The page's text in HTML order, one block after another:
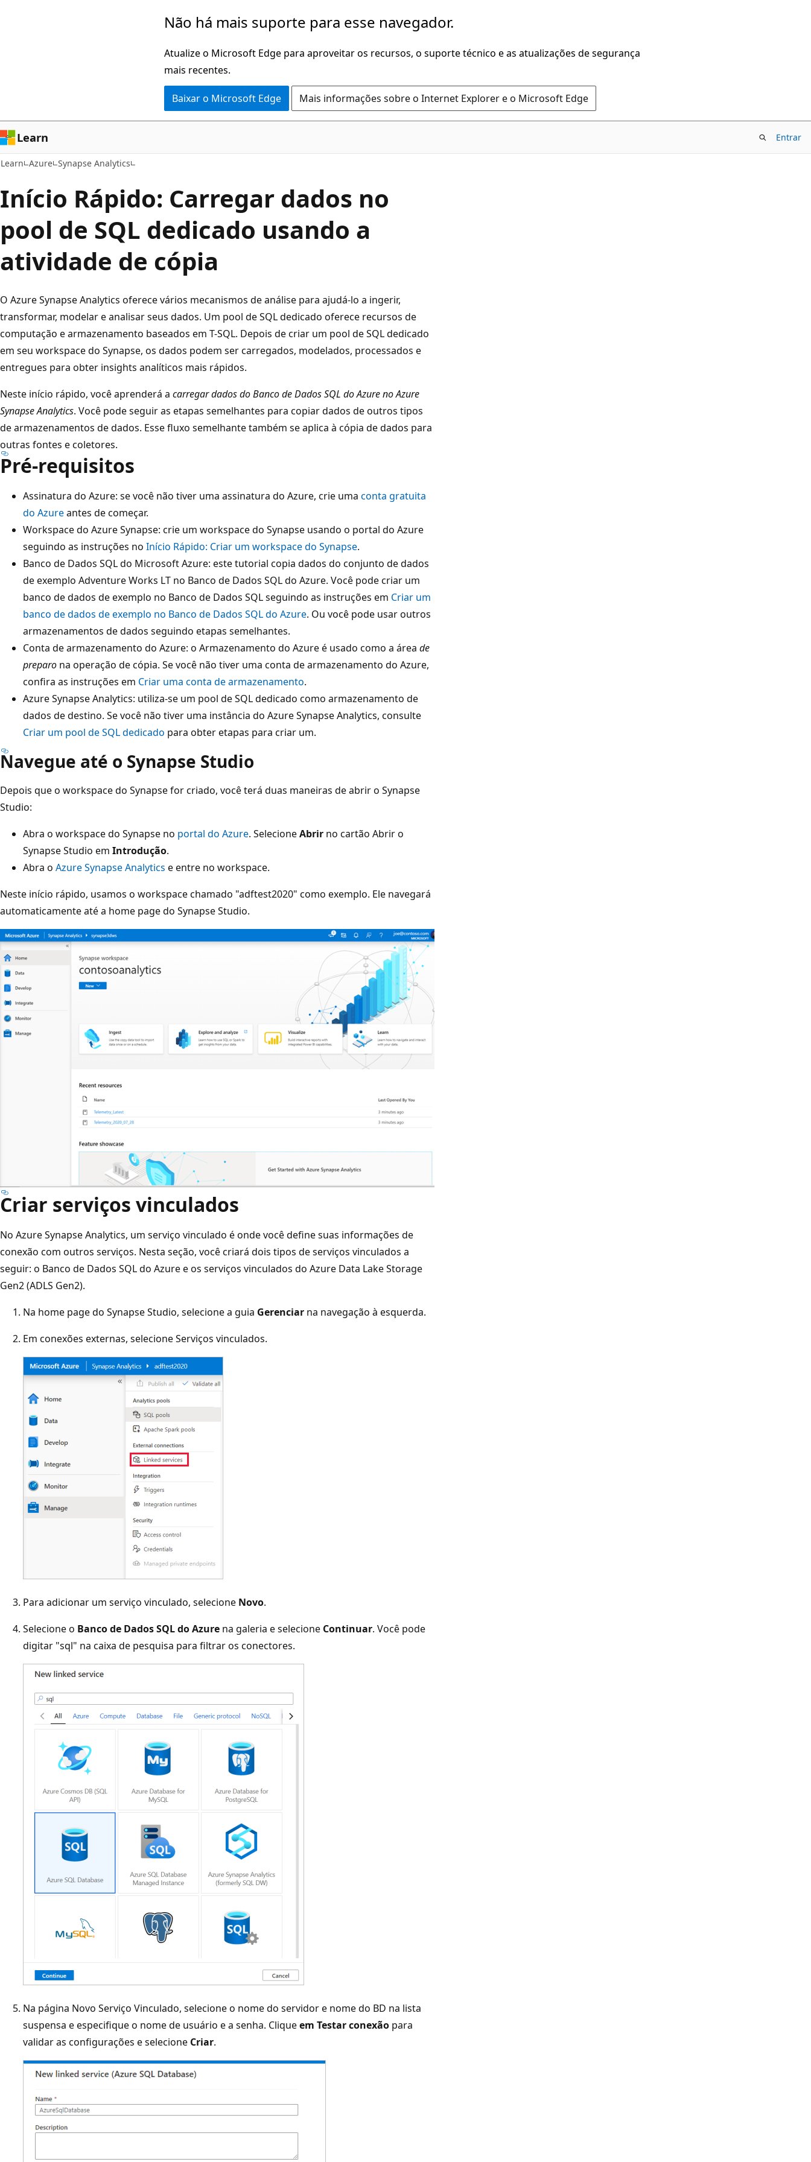
Não há mais suporte para esse navegador.
Atualize o Microsoft Edge para aproveitar os recursos, o suporte técnico e as atualizações de segurança
mais recentes.
Baixar o Microsoft Edge Mais informações sobre o Internet Explorer e o Microsoft Edge
Learn Entrar
Learn Azure Synapse Analytics
Início Rápido: Carregar dados no
pool de SQL dedicado usando a
atividade de cópia
O Azure Synapse Analytics oferece vários mecanismos de análise para ajudá-lo a ingerir,
transformar, modelar e analisar seus dados. Um pool de SQL dedicado oferece recursos de
computação e armazenamento baseados em T-SQL. Depois de criar um pool de SQL dedicado
em seu workspace do Synapse, os dados podem ser carregados, modelados, processados e
entregues para obter insights analíticos mais rápidos.
Neste início rápido, você aprenderá a carregar dados do Banco de Dados SQL do Azure no Azure
Synapse Analytics. Você pode seguir as etapas semelhantes para copiar dados de outros tipos
de armazenamentos de dados. Esse fluxo semelhante também se aplica à cópia de dados para
outras fontes e coletores.
Pré-requisitos
Assinatura do Azure: se você não tiver uma assinatura do Azure, crie uma conta gratuita
do Azureantes de começar.
Workspace do Azure Synapse: crie um workspace do Synapse usando o portal do Azure
seguindo as instruções no Início Rápido: Criar um workspace do Synapse.
Banco de Dados SQL do Microsoft Azure: este tutorial copia dados do conjunto de dados
de exemplo Adventure Works LT no Banco de Dados SQL do Azure. Você pode criar um
banco de dados de exemplo no Banco de Dados SQL seguindo as instruções em Criar um
banco de dados de exemplo no Banco de Dados SQL do Azure. Ou você pode usar outros
armazenamentos de dados seguindo etapas semelhantes.
Conta de armazenamento do Azure: o Armazenamento do Azure é usado como a área de
preparo na operação de cópia. Se você não tiver uma conta de armazenamento do Azure,
confira as instruções em Criar uma conta de armazenamento.
Azure Synapse Analytics: utiliza-se um pool de SQL dedicado como armazenamento de
dados de destino. Se você não tiver uma instância do Azure Synapse Analytics, consulte
Criar um pool de SQL dedicado para obter etapas para criar um.
Navegue até o Synapse Studio
Depois que o workspace do Synapse for criado, você terá duas maneiras de abrir o Synapse
Studio:
Abra o workspace do Synapse no portal do Azure. SelecioneAbrir no cartão Abrir o
Synapse Studio em Introdução.
Abra o Azure Synapse Analytics e entre no workspace.
Neste início rápido, usamos o workspace chamado "adftest2020" como exemplo. Ele navegará
automaticamente até a home page do Synapse Studio.
Criar serviços vinculados
No Azure Synapse Analytics, um serviço vinculado é onde você define suas informações de
conexão com outros serviços. Nesta seção, você criará dois tipos de serviços vinculados a
seguir: o Banco de Dados SQL do Azure e os serviços vinculados do Azure Data Lake Storage
Gen2 (ADLS Gen2).
Na home page do Synapse Studio, selecione a guia Gerenciar na navegação à esquerda.
Em conexões externas, selecione Serviços vinculados.
Para adicionar um serviço vinculado, selecione Novo.
Selecione o Banco de Dados SQL do Azure na galeria e selecione Continuar. Você pode
digitar "sql" na caixa de pesquisa para filtrar os conectores.
Na página Novo Serviço Vinculado, selecione o nome do servidor e nome do BD na lista
suspensa e especifique o nome de usuário e a senha. Cliqueem Testar conexão para
validar as configurações e selecione Criar.